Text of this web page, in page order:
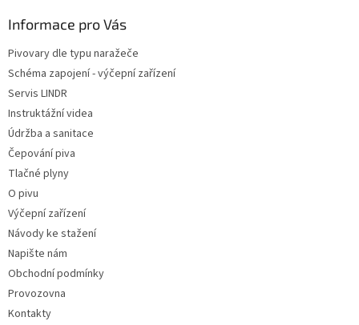
Informace pro Vás
Pivovary dle typu naražeče
Schéma zapojení - výčepní zařízení
Servis LINDR
Instruktážní videa
Údržba a sanitace
Čepování piva
Tlačné plyny
O pivu
Výčepní zařízení
Návody ke stažení
Napište nám
Obchodní podmínky
Provozovna
Kontakty